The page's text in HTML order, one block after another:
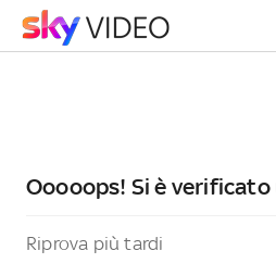
Ooooops! Si è verificato
Riprova più tardi